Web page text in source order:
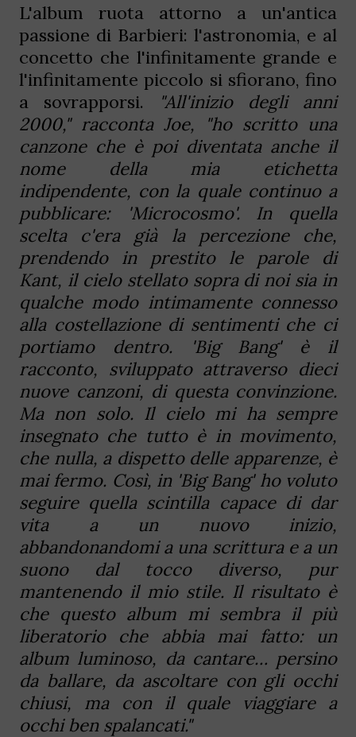
L'album ruota attorno a un'antica
passione di Barbieri: l'astronomia, e al
concetto che l'infinitamente grande e
l'infinitamente piccolo si sfiorano, fino
a sovrapporsi.
"All'inizio degli anni
2000," racconta Joe, "ho scritto una
canzone che è poi diventata anche il
nome della mia etichetta
indipendente, con la quale continuo a
pubblicare: 'Microcosmo'. In quella
scelta c'era già la percezione che,
prendendo in prestito le parole di
Kant, il cielo stellato sopra di noi sia in
qualche modo intimamente connesso
alla costellazione di sentimenti che ci
portiamo dentro. 'Big Bang' è il
racconto, sviluppato attraverso dieci
nuove canzoni, di questa convinzione.
Ma non solo. Il cielo mi ha sempre
insegnato che tutto è in movimento,
che nulla, a dispetto delle apparenze, è
mai fermo. Così, in 'Big Bang' ho voluto
seguire quella scintillacapace di dar
vita a un nuovo inizio,
abbandonandomi a una scritturae a un
suonodal tocco diverso, pur
mantenendo il mio stile. Il risultato è
che questo album mi sembra il più
liberatorioche abbia mai fatto: un
album luminoso, da cantare… persino
da ballare, da ascoltare con gli occhi
chiusi, ma con il quale viaggiare a
occhi ben spalancati."